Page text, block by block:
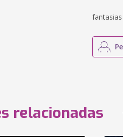
relacionadas